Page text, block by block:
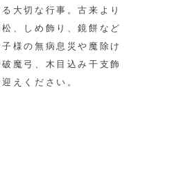
大切な行事。古来より
、しめ飾り、鏡餅など
子様の無病息災や魔除け
魔弓、木目込み干支飾
えください。